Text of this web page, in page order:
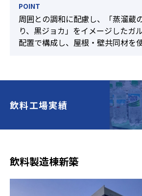
POINT
周囲との調和に配慮し、「蒸溜蔵
り、黒ジョカ」をイメージしたガ
配置で構成し、屋根・壁共同材を
飲料工場実績
飲料製造棟新築